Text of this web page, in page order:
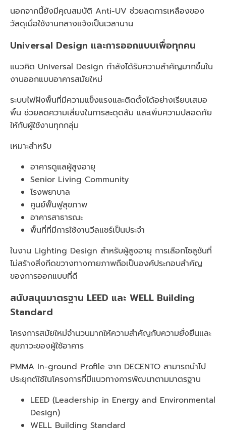
นอกจากนี้ยังมีคุณสมบัติ Anti-UV ช่วยลดการเหลืองของ
วัสดุเมื่อใช้งานกลางแจ้งเป็นเวลานาน
Universal Design และการออกแบบเพื่อทุกคน
แนวคิด Universal Design กำลังได้รับความสำคัญมากขึ้นใน
งานออกแบบอาคารสมัยใหม่
ระบบไฟฝังพื้นที่มีความแข็งแรงและติดตั้งได้อย่างเรียบเสมอ
พื้น ช่วยลดความเสี่ยงในการสะดุดล้ม และเพิ่มความปลอดภัย
ให้กับผู้ใช้งานทุกกลุ่ม
เหมาะสำหรับ
อาคารดูแลผู้สูงอายุ
Senior Living Community
โรงพยาบาล
ศูนย์ฟื้นฟูสุขภาพ
อาคารสาธารณะ
พื้นที่ที่มีการใช้งานวีลแชร์เป็นประจำ
ในงาน Lighting Design สำหรับผู้สูงอายุ การเลือกโซลูชันที่
ไม่สร้างสิ่งกีดขวางทางกายภาพถือเป็นองค์ประกอบสำคัญ
ของการออกแบบที่ดี
สนับสนุนมาตรฐาน LEED และ WELL Building
Standard
โครงการสมัยใหม่จำนวนมากให้ความสำคัญกับความยั่งยืนและ
สุขภาวะของผู้ใช้อาคาร
PMMA In-ground Profile จาก DECENTO สามารถนำไป
ประยุกต์ใช้ในโครงการที่มีแนวทางการพัฒนาตามมาตรฐาน
LEED (Leadership in Energy and Environmental
Design)
WELL Building Standard